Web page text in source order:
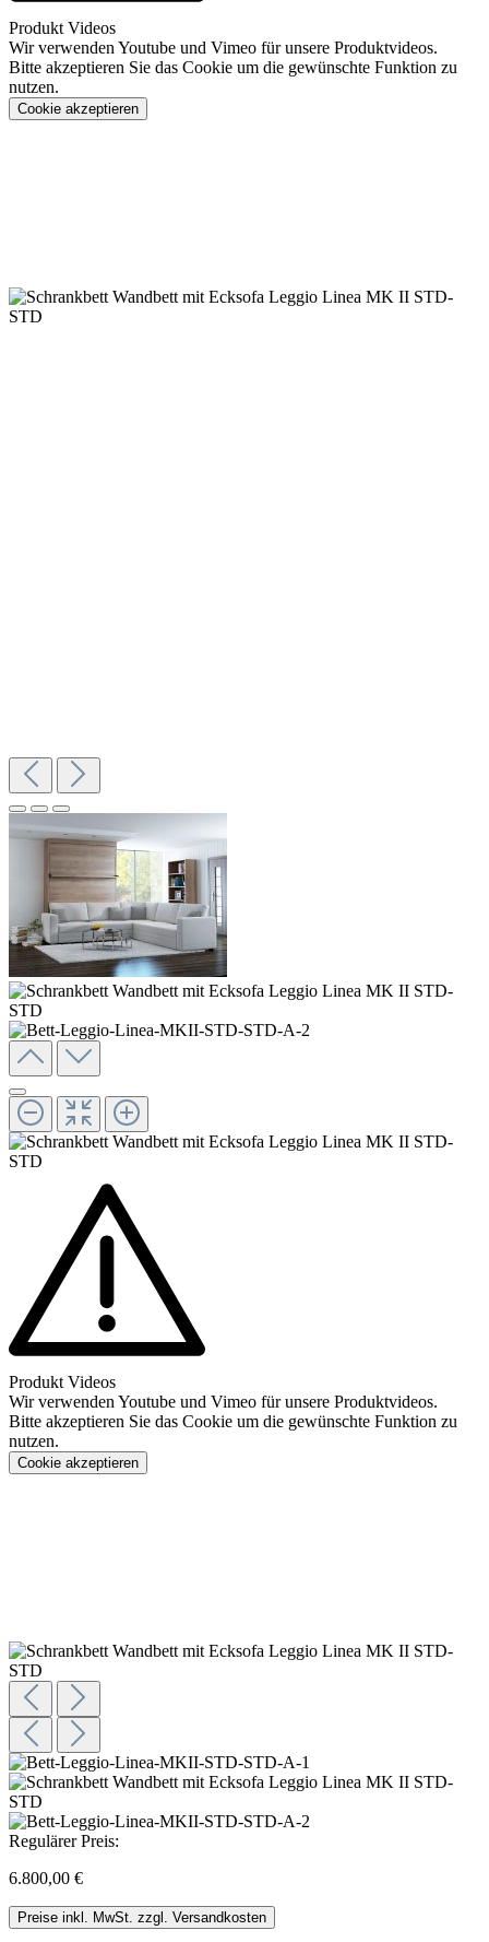
Produkt Videos
Wir verwenden Youtube und Vimeo für unsere Produktvideos.
Bitte akzeptieren Sie das Cookie um die gewünschte Funktion zu
nutzen.
Cookie akzeptieren
Produkt Videos
Wir verwenden Youtube und Vimeo für unsere Produktvideos.
Bitte akzeptieren Sie das Cookie um die gewünschte Funktion zu
nutzen.
Cookie akzeptieren
Regulärer Preis:
6.800,00 €
Preise inkl. MwSt. zzgl. Versandkosten